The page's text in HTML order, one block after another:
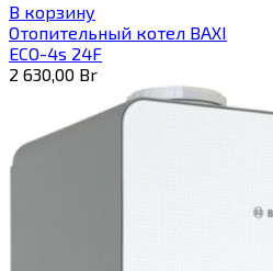
В корзину
Отопительный котел BAXI
ECO-4s 24F
2 630,00 Br